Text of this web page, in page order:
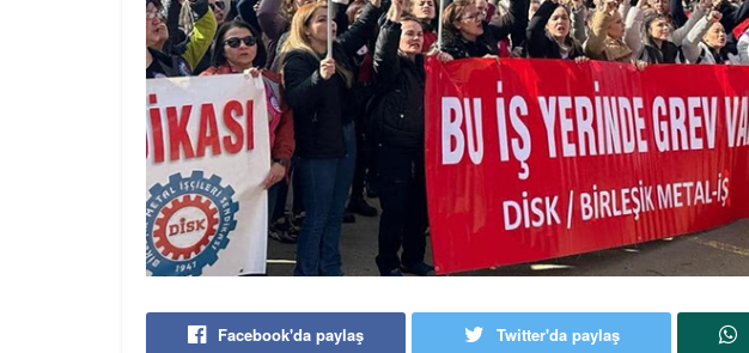
Facebook'da paylaş Twitter'da paylaş